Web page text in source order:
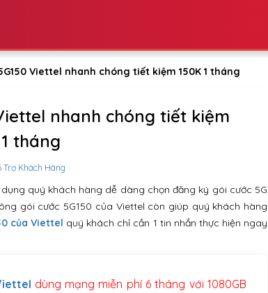
Viettel nhanh chóng tiết kiệm 150K 1 tháng
nhanh chóng tiết kiệm
tháng
Trợ Khách Hàng
quý khách hàng dễ dàng chọn đăng ký gói cước 5G
gói cước 5G150 của Viettel còn giúp quý khách hàng
của Viettel quý khách chỉ cần 1 tin nhắn thực hiện ngay
dùng mạng miễn phí 6 tháng với 1080GB